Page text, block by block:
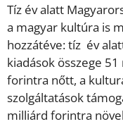
Tíz év alatt
a magyar kultúra is
hozzátéve: tíz év
kiadások összege
forintra nőtt, a
szolgáltatások
milliárd forintra